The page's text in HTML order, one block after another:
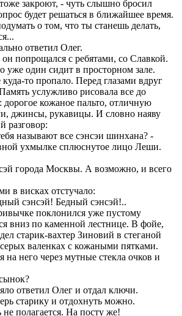
закроют, - чуть слышно бросил
будет решаться в ближайшее время.
о том, что ты станешь делать,
ответил Олег.
попрощался с ребятами, со Славкой.
уже один сидит в просторном зале.
то пропало. Перед глазами вдруг
услужливо рисовала все до
дорогое кожаное пальто, отличную
джинсы, рукавицы. И словно наяву
разговор:
называют все сэнсэи шинхана? -
ухмылке сплюснутое лицо Леши.
города Москвы. А возможно, и всего
в висках отстучало:
сэнсэй! Бедный сэнсэй!..
поклонился уже пустому
вниз по каменной лестнице. В фойе,
старик-вахтер Зиновий в стеганой
серых валенках с кожаными пятками.
него через мутные стекла очков и
ответил Олег и отдал ключи.
старику и отдохнуть можно.
полагается. На посту же!